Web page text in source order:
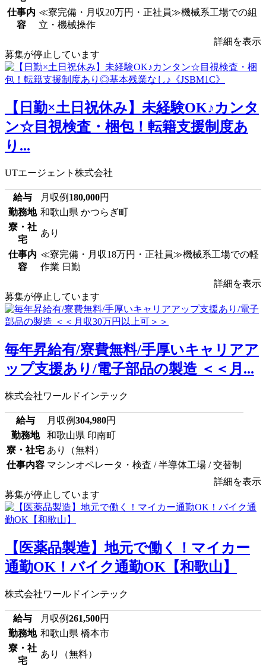
仕事内
容
≪寮完備・月収20万円・正社員≫機械系工場での組
立・機械操作
詳細を表示
募集が停止しています
【日勤×土日祝休み】未経験OK♪カンタ
ン☆目視検査・梱包！転籍支援制度あ
り...
UTエージェント株式会社
給与 月収例 180,000円
勤務地 和歌山県 かつらぎ町
寮・社
宅
あり
仕事内
容
≪寮完備・月収18万円・正社員≫機械系工場での軽
作業 日勤
詳細を表示
募集が停止しています
毎年昇給有/寮費無料/手厚いキャリアア
ップ支援あり/電子部品の製造 ＜＜月...
株式会社ワールドインテック
給与 月収例304,980円
勤務地
和歌山県 印南町
寮・社宅 あり（無料）
仕事内容 マシンオペレータ・検査 / 半導体工場 / 交替制
詳細を表示
募集が停止しています
【医薬品製造】地元で働く！マイカー
通勤OK！バイク通勤OK【和歌山】
株式会社ワールドインテック
給与 月収例261,500円
勤務地 和歌山県 橋本市
寮・社
宅
あり（無料）